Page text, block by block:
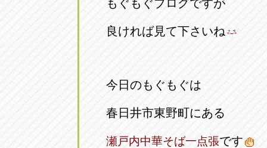
0568-76-
0561-53-
アップル
0587-66-
愛知県小牧市久保新町20
愛知県尾張旭市印場元町5-2-8
アップル岩倉店
愛知県岩倉市大地町長田35-1
もぐもぐブログですが
良ければ見て下さいね
今日のもぐもぐは
春日井市東野町にある
瀬戸内中華そば一点張です